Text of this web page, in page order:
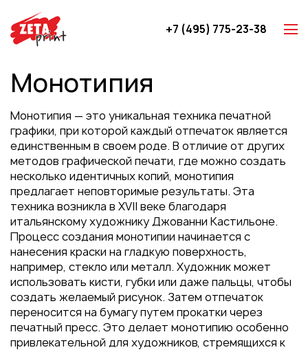
Брошюры
Игральные карты
Каталоги
Листовки
Книги
Папки
Календари
Упаковка
Блокноты с логотипом
Пакеты
Конверты
+7 (495) 775-23-38
Монотипия
Монотипия — это уникальная техника печатной
графики, при которой каждый отпечаток является
единственным в своем роде. В отличие от других
методов графической печати, где можно создать
несколько идентичных копий, монотипия
предлагает неповторимые результаты. Эта
техника возникла в XVII веке благодаря
итальянскому художнику Джованни Кастильоне.
Процесс создания монотипии начинается с
нанесения краски на гладкую поверхность,
например, стекло или металл. Художник может
использовать кисти, губки или даже пальцы, чтобы
создать желаемый рисунок. Затем отпечаток
переносится на бумагу путем прокатки через
печатный пресс. Это делает монотипию особенно
привлекательной для художников, стремящихся к